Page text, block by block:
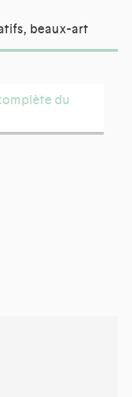
beaux-art
du